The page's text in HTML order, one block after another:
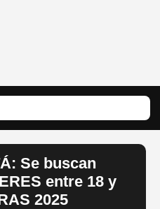
Se buscan
entre 18 y
2025